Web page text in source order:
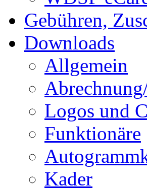
Gebühren,
Downloads
Allgemein
Logos und
Funktionäre
Kader